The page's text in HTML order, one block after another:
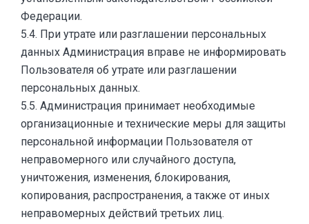
Федерации.
5.4. При утрате или разглашении персональных
данных Администрация вправе не информировать
Пользователя об утрате или разглашении
персональных данных.
5.5. Администрация принимает необходимые
организационные и технические меры для защиты
персональной информации Пользователя от
неправомерного или случайного доступа,
уничтожения, изменения, блокирования,
копирования, распространения, а также от иных
неправомерных действий третьих лиц.